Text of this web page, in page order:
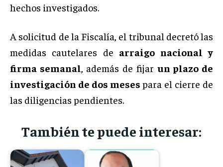
hechos investigados.
A solicitud de la Fiscalía, el tribunal decretó las
medidas cautelares de arraigo nacional y
firma semanal , además de fijar un plazo de
investigación de dos meses para el cierre de
las diligencias pendientes.
También te puede interesar: